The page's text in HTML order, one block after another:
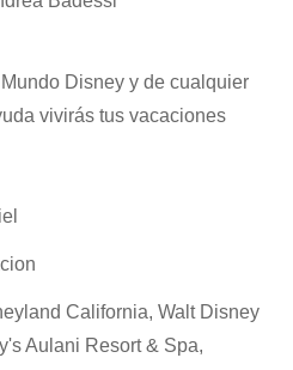
Disney y de cualquier
vivirás tus vacaciones
California, Walt Disney
Aulani Resort & Spa,